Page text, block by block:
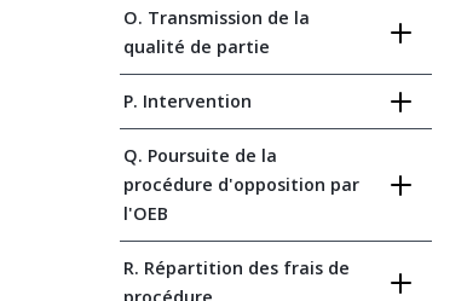
O. Transmission de la
qualité de partie
P. Intervention
Q. Poursuite de la
procédure d'opposition par
l'OEB
R. Répartition des frais de